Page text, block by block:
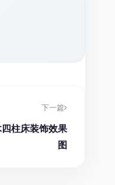
下一篇
柱床装饰效果
图